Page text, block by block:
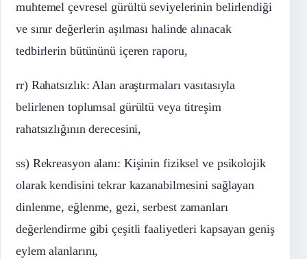
muhtemel çevresel gürültü seviyelerinin belirlendiği
ve sınır değerlerin aşılması halinde alınacak
tedbirlerin bütününü içeren raporu,
rr) Rahatsızlık: Alan araştırmaları vasıtasıyla
belirlenen toplumsal gürültü veya titreşim
rahatsızlığının derecesini,
ss) Rekreasyon alanı: Kişinin fiziksel ve psikolojik
olarak kendisini tekrar kazanabilmesini sağlayan
dinlenme, eğlenme, gezi, serbest zamanları
değerlendirme gibi çeşitli faaliyetleri kapsayan geniş
eylem alanlarını,